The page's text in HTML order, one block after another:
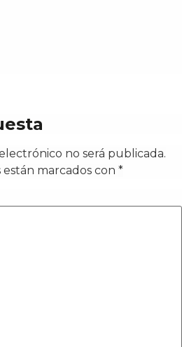
no será publicada.
marcados con *